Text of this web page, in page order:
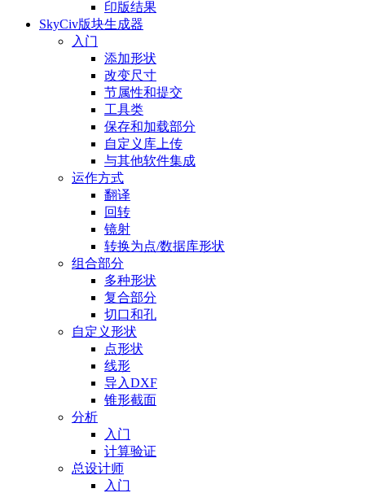
印版结果
SkyCiv版块生成器
入门
添加形状
改变尺寸
节属性和提交
工具类
保存和加载部分
自定义库上传
与其他软件集成
运作方式
翻译
回转
镜射
转换为点/数据库形状
组合部分
多种形状
复合部分
切口和孔
自定义形状
点形状
线形
导入DXF
锥形截面
分析
入门
计算验证
总设计师
入门